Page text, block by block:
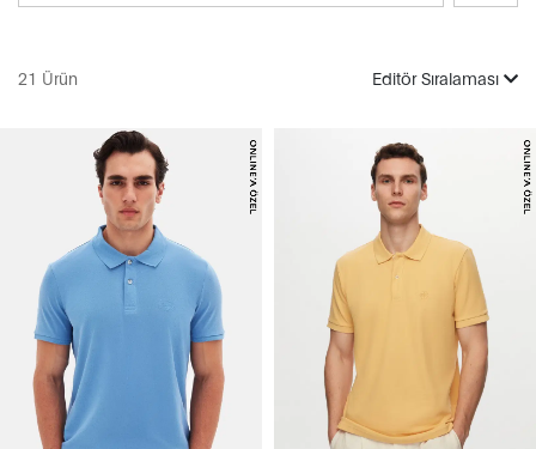
21 Ürün Editör Sıralaması